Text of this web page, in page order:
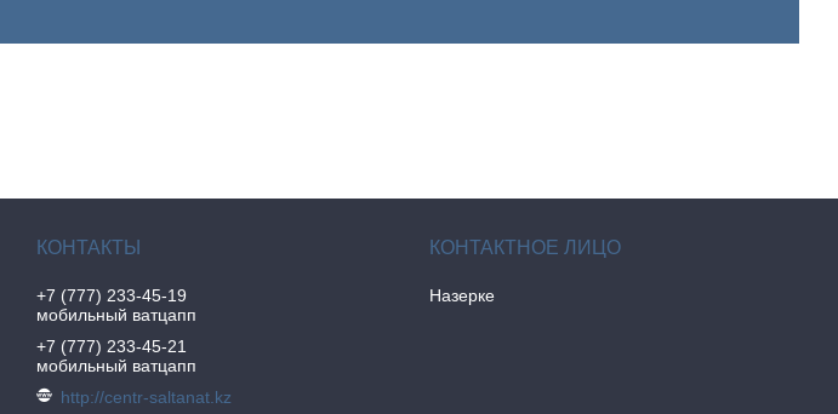
+7 (777) 233-45-19
мобильный ватцапп
+7 (777) 233-45-21
мобильный ватцапп
http://centr-saltanat.kz
Назерке